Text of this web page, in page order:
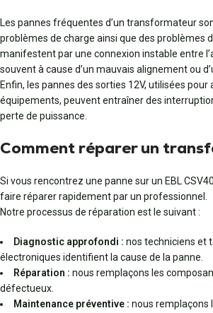
Les pannes fréquentes d’un transformateur
problèmes de charge ainsi que des problèmes
manifestent par une connexion instable entre
souvent à cause d’un mauvais alignement ou
Enfin, les pannes des sorties 12V, utilisées
équipements, peuvent entraîner des
perte de puissance.
Comment réparer un
Si vous rencontrez une panne sur un EBL
faire réparer rapidement par un professionnel.
Notre processus de réparation est le suivant :
Diagnostic approfondi : nos techniciens et
électroniques identifient la cause de la panne.
Réparation : nous remplaçons les
défectueux.
Maintenance préventive : nous remplaçons